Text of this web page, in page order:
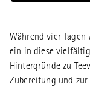
Während vier
ein in diese
Hintergründe zu
Zubereitung und zur